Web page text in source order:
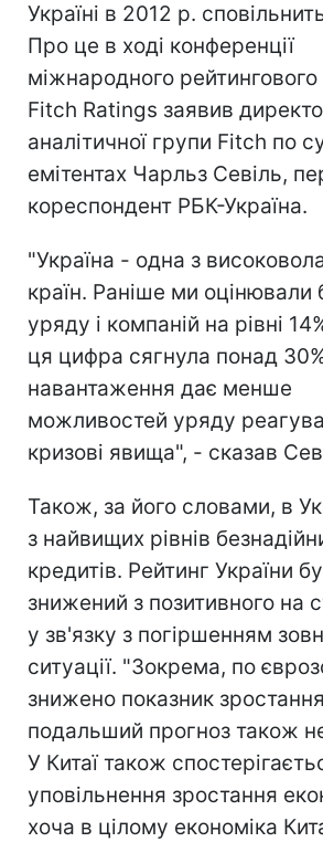
Україні в 2012 р.
Про це в ході конференції
міжнародного рейтингового
Fitch Ratings заявив
аналітичної групи Fitch по
емітентах Чарльз Севіль,
кореспондент РБК-Україна.
"Україна - одна з
країн. Раніше ми оцінювали
уряду і компаній на рівні
ця цифра сягнула понад
навантаження дає менше
можливостей уряду
кризові явища", - сказав
Також, за його словами, в
з найвищих рівнів
кредитів. Рейтинг України
знижений з позитивного на
у зв'язку з погіршенням
ситуації. "Зокрема, по
знижено показник
подальший прогноз також
У Китаї також
уповільнення зростання
хоча в цілому економіка